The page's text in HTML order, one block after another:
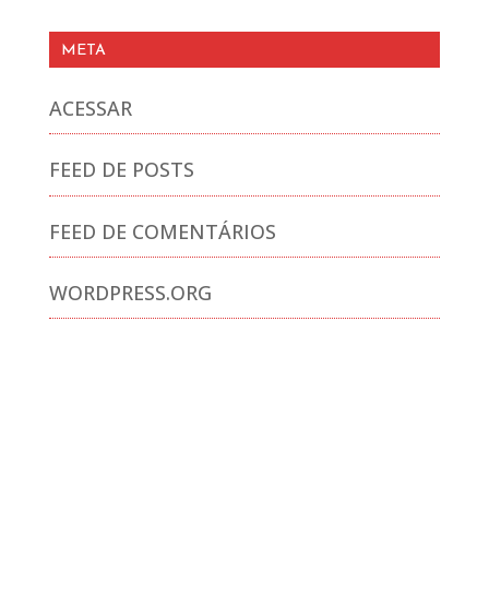
META
ACESSAR
FEED DE POSTS
FEED DE COMENTÁRIOS
WORDPRESS.ORG